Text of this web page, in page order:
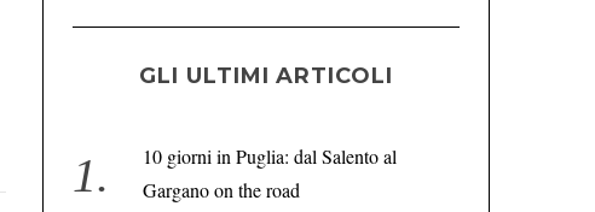
GLI ULTIMI ARTICOLI
10 giorni in Puglia: dal Salento al
Gargano on the road